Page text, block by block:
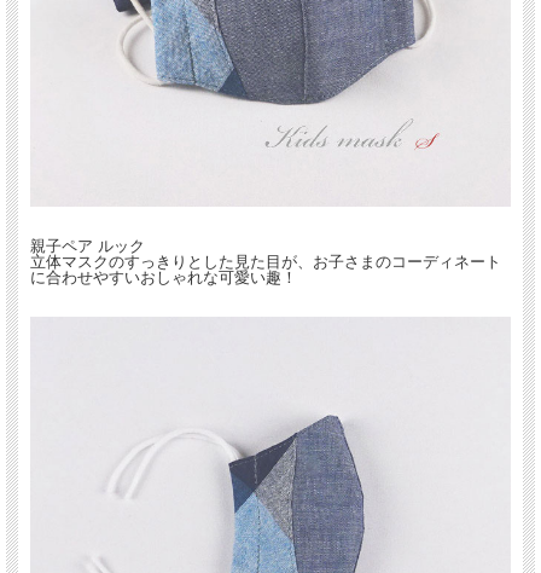
親子ペア ルック
立体マスクのすっきりとした見た目が、お子さまのコーディネート
に合わせやすいおしゃれな可愛い趣！